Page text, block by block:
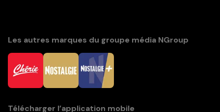
Les autres marques du groupe média NGroup
Télécharger l’application mobile